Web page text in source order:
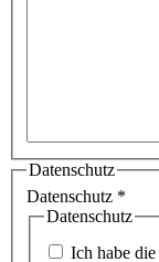
Datenschutz
Datenschutz *
Datenschutz
Ich habe die